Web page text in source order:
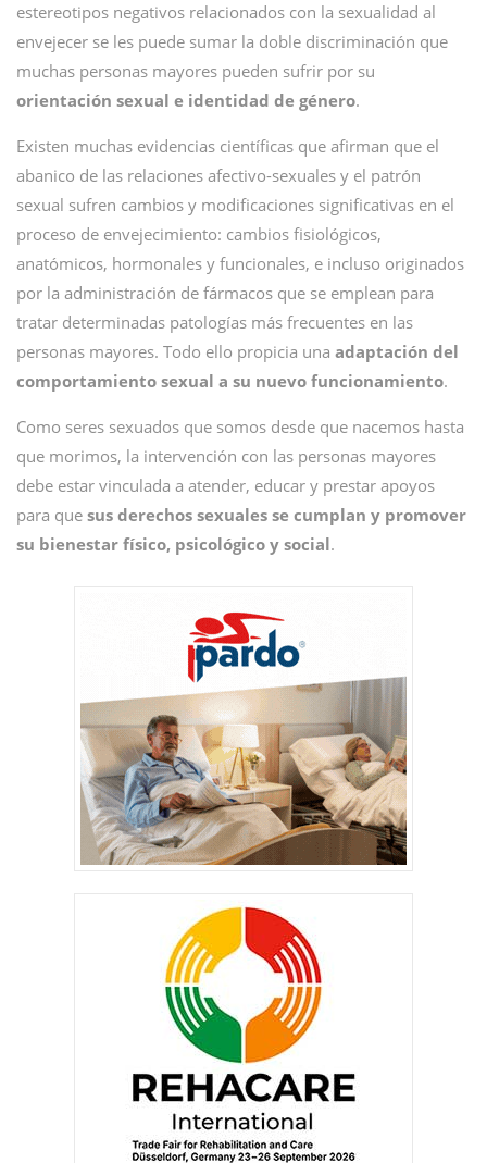
estereotipos negativos relacionados con la sexualidad al
envejecer se les puede sumar la doble discriminación que
muchas personas mayores pueden sufrir por su
orientación sexual e identidad de género.
Existen muchas evidencias científicas que afirman que el
abanico de las relaciones afectivo-sexuales y el patrón
sexual sufren cambios y modificaciones significativas en el
proceso de envejecimiento: cambios fisiológicos,
anatómicos, hormonales y funcionales, e incluso originados
por la administración de fármacos que se emplean para
tratar determinadas patologías más frecuentes en las
personas mayores. Todo ello propicia una adaptación del
comportamiento sexual a su nuevo funcionamiento.
Como seres sexuados que somos desde que nacemos hasta
que morimos, la intervención con las personas mayores
debe estar vinculada a atender, educar y prestar apoyos
para que sus derechos sexuales se cumplan y promover
su bienestar físico, psicológico y social.